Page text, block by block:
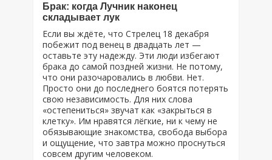
Брак: когда Лучник наконец
складывает лук
Если вы ждёте, что Стрелец 18 декабря
побежит под венец в двадцать лет —
оставьте эту надежду. Эти люди избегают
брака до самой поздней жизни. Не потому,
что они разочаровались в любви. Нет.
Просто они до последнего боятся потерять
свою независимость. Для них слова
«остепениться» звучат как «закрыться в
клетку». Им нравятся лёгкие, ни к чему не
обязывающие знакомства, свобода выбора
и ощущение, что завтра можно проснуться
совсем другим человеком.